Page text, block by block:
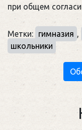
при общем
Метки: гимназия ,
школьники